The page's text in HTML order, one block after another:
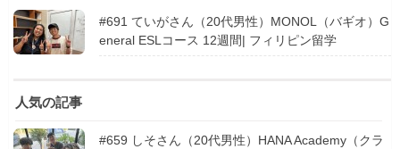
#691 ていがさん（20代男性）MONOL（バギオ）G
eneral ESLコース 12週間| フィリピン留学
人気の記事
#659 しそさん（20代男性）HANA Academy（クラ